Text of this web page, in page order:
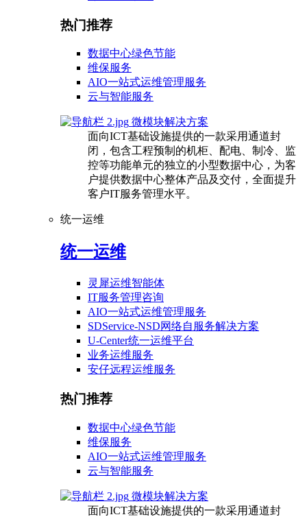
热门推荐
数据中心绿色节能
维保服务
AIO一站式运维管理服务
云与智能服务
微模块解决方案
面向ICT基础设施提供的一款采用通道封
闭，包含工程预制的机柜、配电、制冷、监
控等功能单元的独立的小型数据中心，为客
户提供数据中心整体产品及交付，全面提升
客户IT服务管理水平。
统一运维
统一运维
灵犀运维智能体
IT服务管理咨询
AIO一站式运维管理服务
SDService-NSD网络自服务解决方案
U-Center统一运维平台
业务运维服务
安仔远程运维服务
热门推荐
数据中心绿色节能
维保服务
AIO一站式运维管理服务
云与智能服务
微模块解决方案
面向ICT基础设施提供的一款采用通道封